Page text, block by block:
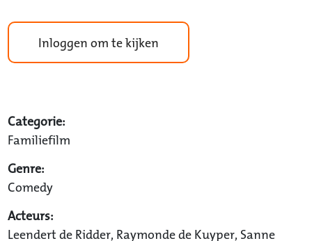
Inloggen om te kijken
Categorie:
Familiefilm
Genre:
Comedy
Acteurs:
Leendert de Ridder, Raymonde de Kuyper, Sanne